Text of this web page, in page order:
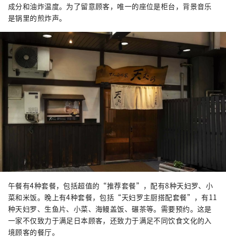
成分和油炸温度。为了留意顾客，唯一的座位是柜台，背景音乐
是​​锅里的煎炸声。
午餐有4种套餐，包括超值的“推荐套餐”，配有8种天妇罗、小
菜和米饭。晚上有4种套餐，包括“天妇罗主厨搭配套餐”，有11
种天妇罗、生鱼片、小菜、海鳗盖饭、碾茶等。需要预约。这是
一家不仅致力于满足日本顾客，还致力于满足不同饮食文化的入
境顾客的餐厅。